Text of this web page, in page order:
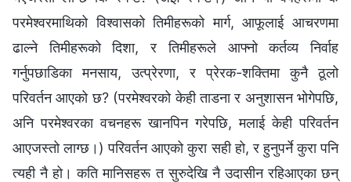
परमेश्‍वरमाथिको विश्‍वासको तिमीहरूको मार्ग, आफूलाई आचरणमा
ढाल्ने तिमीहरूको दिशा, र तिमीहरूले आफ्नो कर्तव्य निर्वाह
गर्नुपछाडिका मनसाय, उत्प्रेरणा, र प्रेरक-शक्तिमा कुनै ठूलो
परिवर्तन आएको छ? (परमेश्‍वरको केही ताडना र अनुशासन भोगेपछि,
अनि परमेश्‍वरका वचनहरू खानपिन गरेपछि, मलाई केही परिवर्तन
आएजस्तो लाग्छ।) परिवर्तन आएको कुरा सही हो, र हुनुपर्ने कुरा पनि
त्यही नै हो। कति मानिसहरू त सुरुदेखि नै उदासीन रहिआएका छन्